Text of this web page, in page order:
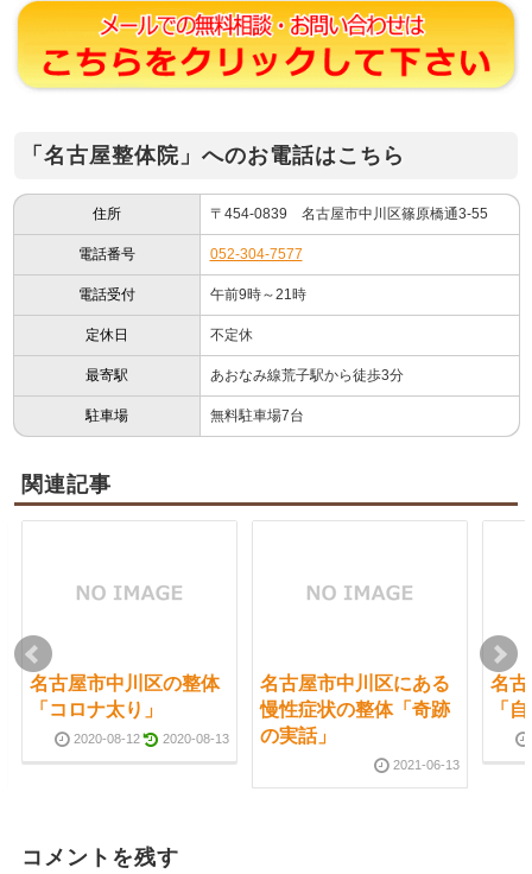
「名古屋整体院」へのお電話はこちら
住所 〒454-0839 名古屋市中川区篠原橋通3-55
電話番号 052-304-7577
電話受付 午前9時～21時
定休日 不定休
最寄駅 あおなみ線荒子駅から徒歩3分
駐車場 無料駐車場7台
関連記事
名古屋市中川区の整体
「コロナ太り」
2020-08-12 2020-08-13
名古屋市中川区にある
慢性症状の整体「奇跡
の実話」
2021-06-13
名
「
コメントを残す